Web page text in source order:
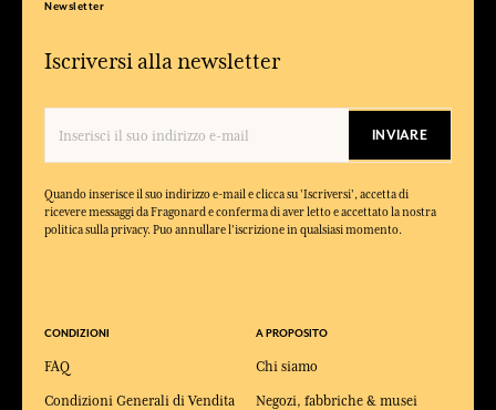
Newsletter
Iscriversi alla newsletter
INVIARE
Quando inserisce il suo indirizzo e-mail e clicca su 'Iscriversi', accetta di
ricevere messaggi da Fragonard e conferma di aver letto e accettato la nostra
politica sulla privacy. Puo annullare l'iscrizione in qualsiasi momento.
CONDIZIONI
FAQ
Condizioni Generali di Vendita
A PROPOSITO
Chi siamo
Negozi, fabbriche & musei